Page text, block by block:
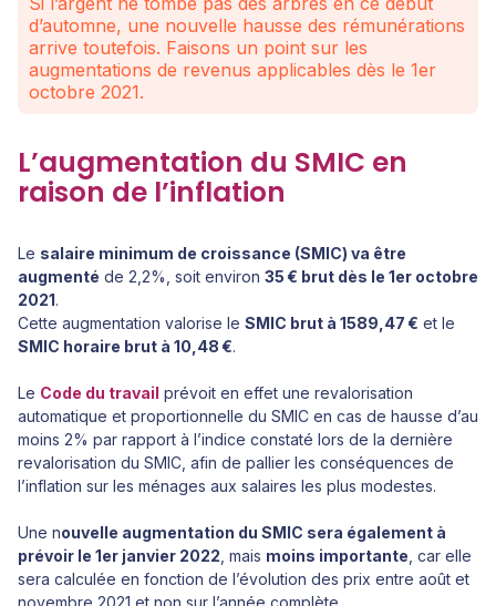
d’automne, une nouvelle hausse des rémunérations
arrive toutefois. Faisons un point sur les
augmentations de revenus applicables dès le 1er
octobre 2021.
L’augmentation du SMIC en
raison de l’inflation
Le salaire minimum de croissance (SMIC) va être
augmenté de 2,2%, soit environ 35 € brut dès le 1er octobre
2021.
Cette augmentation valorise le SMIC brut à 1589,47 € et le
SMIC horaire brut à 10,48 €.
Le Code du travail prévoit en effet une revalorisation
automatique et proportionnelle du SMIC en cas de hausse d’au
moins 2% par rapport à l’indice constaté lors de la dernière
revalorisation du SMIC, afin de pallier les conséquences de
l’inflation sur les ménages aux salaires les plus modestes.
Une nouvelle augmentation du SMIC sera également à
prévoir le 1er janvier 2022 , mais moins importante , car elle
sera calculée en fonction de l’évolution des prix entre août et
novembre 2021 et non sur l’année complète.